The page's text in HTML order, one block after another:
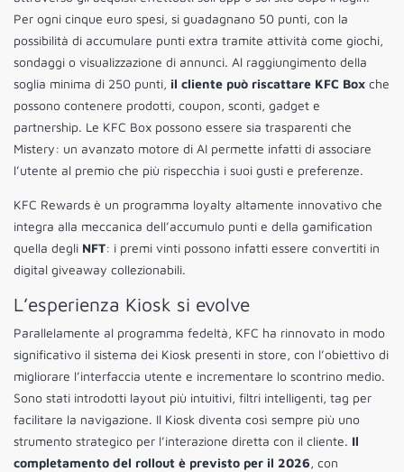
Per ogni cinque euro spesi, si guadagnano 50 punti, con la
possibilità di accumulare punti extra tramite attività come giochi,
sondaggi o visualizzazione di annunci. Al raggiungimento della
soglia minima di 250 punti, il cliente può riscattare KFC Box che
possono contenere prodotti, coupon, sconti, gadget e
partnership. Le KFC Box possono essere sia trasparenti che
Mistery: un avanzato motore di AI permette infatti di associare
l’utente al premio che più rispecchia i suoi gusti e preferenze.
KFC Rewards è un programma loyalty altamente innovativo che
integra alla meccanica dell’accumulo punti e della gamification
quella degli NFT: i premi vinti possono infatti essere convertiti in
digital giveaway collezionabili.
L’esperienza Kiosk si evolve
Parallelamente al programma fedeltà, KFC ha rinnovato in modo
significativo il sistema dei Kiosk presenti in store, con l’obiettivo di
migliorare l’interfaccia utente e incrementare lo scontrino medio.
Sono stati introdotti layout più intuitivi, filtri intelligenti, tag per
facilitare la navigazione. Il Kiosk diventa così sempre più uno
strumento strategico per l’interazione diretta con il cliente. Il
completamento del rollout è previsto per il 2026, con